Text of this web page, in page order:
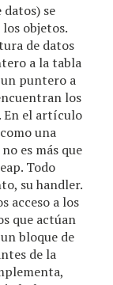
se
objetos.
de datos
a la tabla
un puntero a
los
En el artículo
una
es más que
Todo
su handler.
acceso a los
que actúan
bloque de
de la